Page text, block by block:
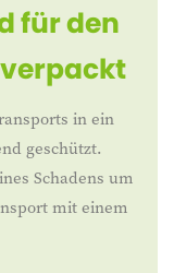
für den
in ein
geschützt.
Schadens um
mit einem